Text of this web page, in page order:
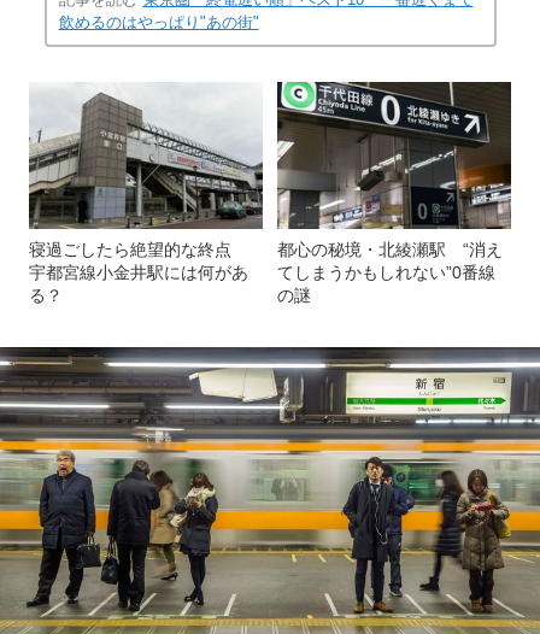
飲めるのはやっぱり"あの街"
寝過ごしたら絶望的な終点
宇都宮線小金井駅には何があ
る？
都心の秘境・北綾瀬駅 “消え
てしまうかもしれない”0番線
の謎